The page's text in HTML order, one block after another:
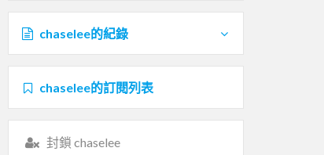
chaselee的紀錄
chaselee的訂閱列表
封鎖 chaselee